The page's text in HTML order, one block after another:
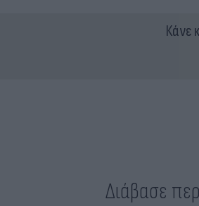
Κάνε
Διάβασε